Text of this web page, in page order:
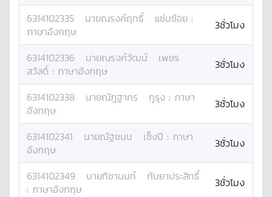
6314102335 นายณรงค์ฤทธิ์ แช่มช้อย :
ภาษาอังกฤษ
3ชั่วโมง
6314102336 นายณรงค์วัฒน์
เพชร
สวัสดิ์ : ภาษาอังกฤษ 3ชั่วโมง
6314102338 นายณัฎฐากร กูรุง : ภาษา
อังกฤษ
3ชั่วโมง
6314102341 นายณัฐชนน เซ็งปี : ภาษา
อังกฤษ
3ชั่วโมง
6314102349 นายทิชานนท์
กันยาประสิทธิ์
: ภาษาอังกฤษ 3ชั่วโมง